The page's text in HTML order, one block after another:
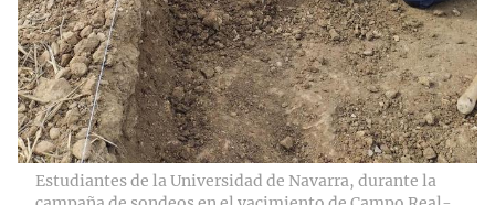
Estudiantes de la Universidad de Navarra, durante la